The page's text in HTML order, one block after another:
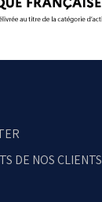
DE NOS CLIENTS